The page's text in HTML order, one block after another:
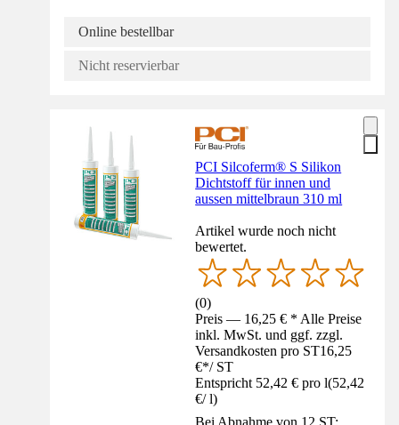
Online bestellbar
Nicht reservierbar
PCI Silcoferm® S Silikon
Dichtstoff für innen und
aussen mittelbraun 310 ml
Artikel wurde noch nicht
bewertet.
(0)
Preis — 16,25 € * Alle Preise
inkl. MwSt. und ggf. zzgl.
Versandkosten pro ST16,25
€*/ ST
Entspricht 52,42 € pro l(52,42
€/ l)
Bei Abnahme von 12 ST: